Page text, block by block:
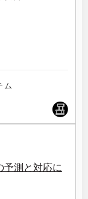
ム
予測と対応に